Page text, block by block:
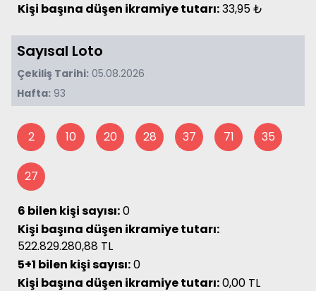
Kişi başına düşen ikramiye tutarı:33,95 ₺
Sayısal Loto
Çekiliş Tarihi: 05.08.2026
Hafta: 93
2 10 20 28 37 71 35
27
6 bilen kişi sayısı:0
Kişi başına düşen ikramiye tutarı:
522.829.280,88 TL
5+1 bilen kişi sayısı:0
Kişi başına düşen ikramiye tutarı:0,00 TL